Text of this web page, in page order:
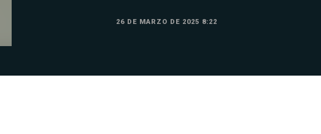
26 DE MARZO DE 2025 8:22